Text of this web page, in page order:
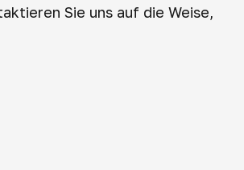
Sie uns auf die Weise,